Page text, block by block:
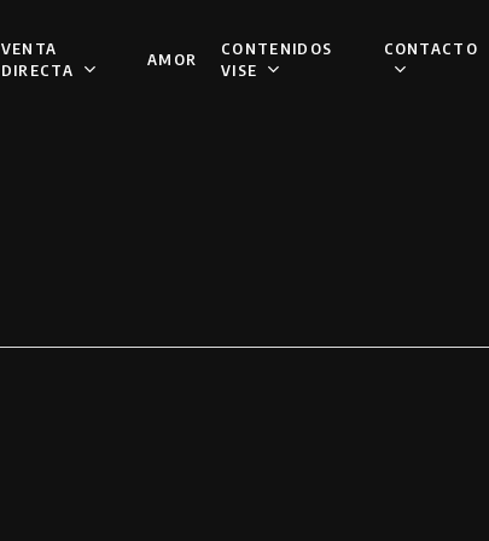
VENTA
DIRECTA
AMOR
CONTENIDOS
VISE
CONTACTO